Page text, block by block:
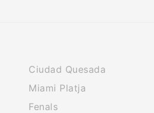
Ciudad Quesada
Miami Platja
Fenals